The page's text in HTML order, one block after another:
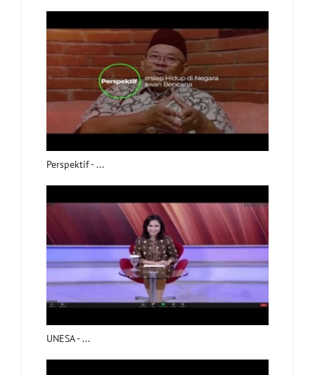
Perspektif - ...
UNESA - ...